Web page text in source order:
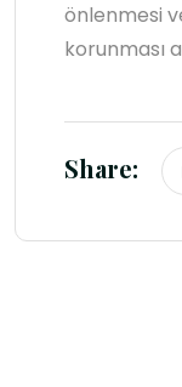
önlenmesi
korunması
Share: